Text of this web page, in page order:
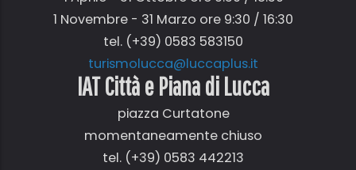
1 Novembre - 31 Marzo ore 9:30 / 16:30
tel. (+39) 0583 583150
turismolucca@luccaplus.it
IAT Città e Piana di Lucca
piazza Curtatone
momentaneamente chiuso
tel. (+39) 0583 442213